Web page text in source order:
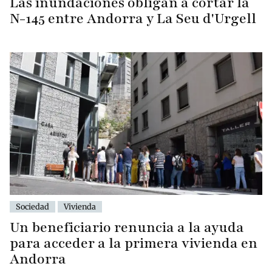
N-145 entre Andorra y La Seu d'Urgell
Sociedad Vivienda
Un beneficiario renuncia a la ayuda
para acceder a la primera vivienda en
Andorra